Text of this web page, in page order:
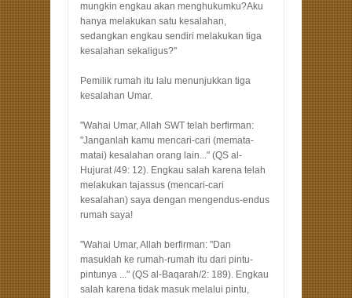
mungkin engkau akan menghukumku?Aku
hanya melakukan satu kesalahan,
sedangkan engkau sendiri melakukan tiga
kesalahan sekaligus?"
Pemilik rumah itu lalu menunjukkan tiga
kesalahan Umar.
"Wahai Umar, Allah SWT telah berfirman:
"Janganlah kamu mencari-cari (memata-
matai) kesalahan orang lain..." (QS al-
Hujurat /49: 12). Engkau salah karena telah
melakukan tajassus (mencari-cari
kesalahan) saya dengan mengendus-endus
rumah saya!
"Wahai Umar, Allah berfirman: "Dan
masuklah ke rumah-rumah itu dari pintu-
pintunya ..." (QS al-Baqarah/2: 189). Engkau
salah karena tidak masuk melalui pintu,